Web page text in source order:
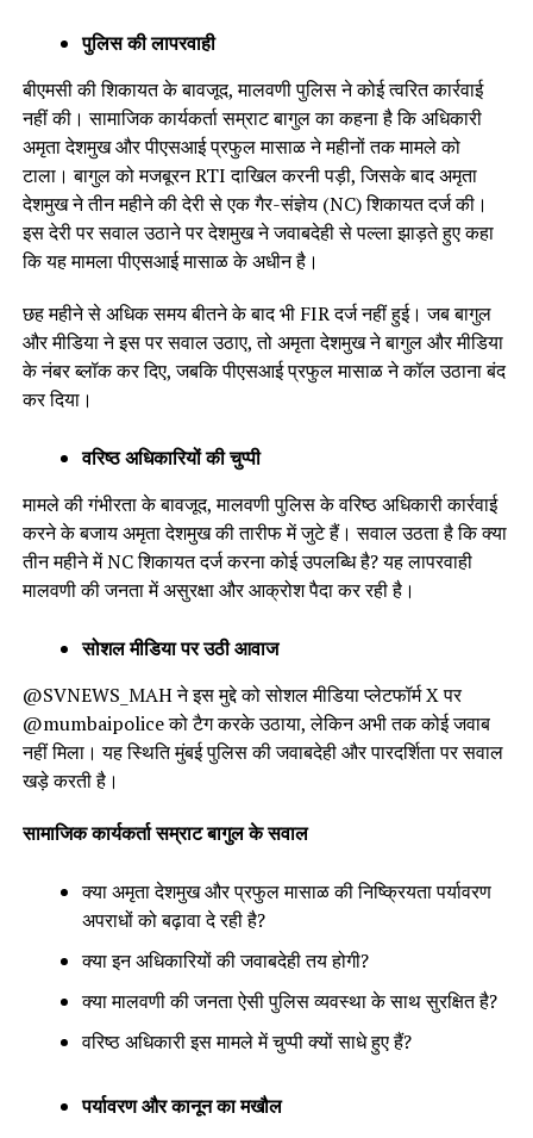
पुलिस की लापरवाही
बीएमसी की शिकायत के बावजूद, मालवणी पुलिस ने कोई त्वरित कार्रवाई
नहीं की। सामाजिक कार्यकर्ता सम्राट बागुल का कहना है कि अधिकारी
अमृता देशमुख और पीएसआई प्रफुल मासाळ ने महीनों तक मामले को
टाला। बागुल को मजबूरन RTI दाखिल करनी पड़ी, जिसके बाद अमृता
देशमुख ने तीन महीने की देरी से एक गैर-संज्ञेय (NC) शिकायत दर्ज की।
इस देरी पर सवाल उठाने पर देशमुख ने जवाबदेही से पल्ला झाड़ते हुए कहा
कि यह मामला पीएसआई मासाळ के अधीन है।
छह महीने से अधिक समय बीतने के बाद भी FIR दर्ज नहीं हुई। जब बागुल
और मीडिया ने इस पर सवाल उठाए, तो अमृता देशमुख ने बागुल और मीडिया
के नंबर ब्लॉक कर दिए, जबकि पीएसआई प्रफुल मासाळ ने कॉल उठाना बंद
कर दिया।
वरिष्ठ अधिकारियों की चुप्पी
मामले की गंभीरता के बावजूद, मालवणी पुलिस के वरिष्ठ अधिकारी कार्रवाई
करने के बजाय अमृता देशमुख की तारीफ में जुटे हैं। सवाल उठता है कि क्या
तीन महीने में NC शिकायत दर्ज करना कोई उपलब्धि है? यह लापरवाही
मालवणी की जनता में असुरक्षा और आक्रोश पैदा कर रही है।
सोशल मीडिया पर उठी आवाज
@SVNEWS_MAH ने इस मुद्दे को सोशल मीडिया प्लेटफॉर्म X पर
@mumbaipolice को टैग करके उठाया, लेकिन अभी तक कोई जवाब
नहीं मिला। यह स्थिति मुंबई पुलिस की जवाबदेही और पारदर्शिता पर सवाल
खड़े करती है।
सामाजिक कार्यकर्ता सम्राट बागुल के सवाल
क्या अमृता देशमुख और प्रफुल मासाळ की निष्क्रियता पर्यावरण
अपराधों को बढ़ावा दे रही है?
क्या इन अधिकारियों की जवाबदेही तय होगी?
क्या मालवणी की जनता ऐसी पुलिस व्यवस्था के साथ सुरक्षित है?
वरिष्ठ अधिकारी इस मामले में चुप्पी क्यों साधे हुए हैं?
पर्यावरण और कानून का मखौल